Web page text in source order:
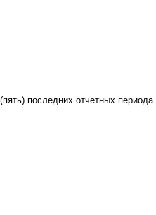
последних отчетных периода.